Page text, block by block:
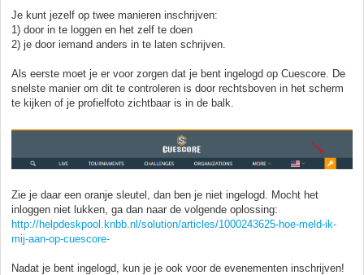
Je kunt jezelf op twee manieren inschrijven:
1) door in te loggen en het zelf te doen
2) je door iemand anders in te laten schrijven.
Als eerste moet je er voor zorgen dat je bent ingelogd op Cuescore. De
snelste manier om dit te controleren is door rechtsboven in het scherm
te kijken of je profielfoto zichtbaar is in de balk.
Zie je daar een oranje sleutel, dan ben je niet ingelogd. Mocht het
inloggen niet lukken, ga dan naar de volgende oplossing:
http://helpdeskpool.knbb.nl/solution/articles/1000243625-hoe-meld-ik-
mij-aan-op-cuescore-
Nadat je bent ingelogd, kun je je ook voor de evenementen inschrijven!